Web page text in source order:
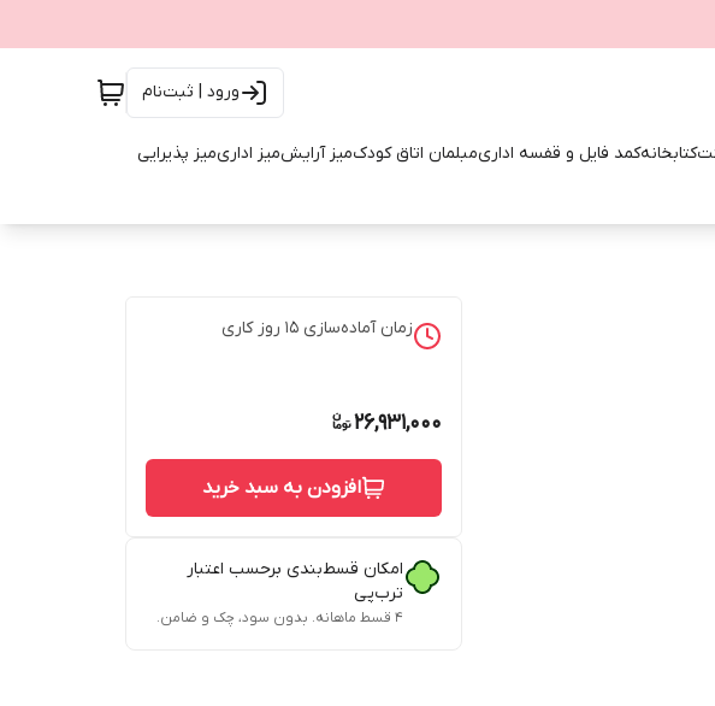
ورود | ثبت‌نام
کتابخانهکمد فایل و قفسه اداریمبلمان اتاق کودکمیز آرایشمیز اداریمیز پذیرایی
زمان آماده‌سازی 15 روز کاری
26,931,000
افزودن به سبد خرید
امکان قسط‌بندی برحسب اعتبار
ترب‌پی
۴ قسط ماهانه. بدون سود، چک و ضامن.